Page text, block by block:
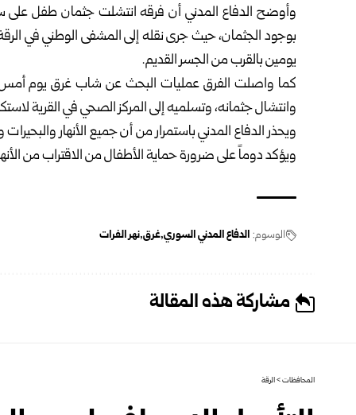
وأوضح الدفاع المدني أن فرقه انتشلت جثمان طفل على
بوجود الجثمان، حيث جرى نقله إلى المشفى الوطني في
يومين بالقرب من الجسر القديم.
كما واصلت الفرق عمليات البحث عن شاب غرق يوم أمس
وانتشال جثمانه، وتسلميه إلى المركز الصحي في القرية
ويحذر الدفاع المدني باستمرار من أن جميع الأنهار
ويؤكد دوماً على ضرورة حماية الأطفال من الاقتراب من
الوسوم: الدفاع المدني السوري غرق نهر الفرات
مشاركة هذه المقالة
المحافظات>الرقة